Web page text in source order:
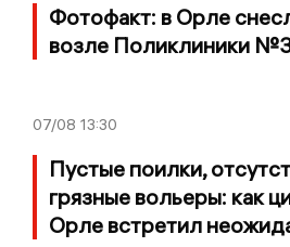
Фотофакт: в Орле
возле Поликлиники
07/08 13:30
Пустые поилки,
грязные вольеры: как
Орле встретил